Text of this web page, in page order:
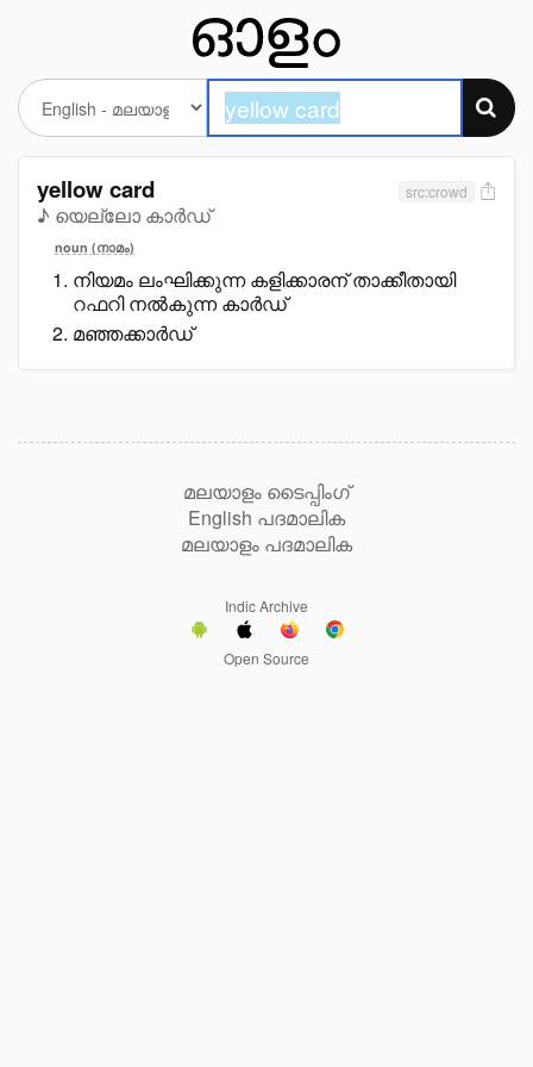
yellow card
♪ യെല്ലോ കാർഡ്
src:crowd
noun (നാമം)
നിയമം ലംഘിക്കുന്ന കളിക്കാരന് താക്കീതായി
റഫറി നൽകുന്ന കാർഡ്
മഞ്ഞക്കാർഡ്
മലയാളം ടൈപ്പിംഗ്
English പദമാലിക
മലയാളം പദമാലിക
Indic Archive
Open Source